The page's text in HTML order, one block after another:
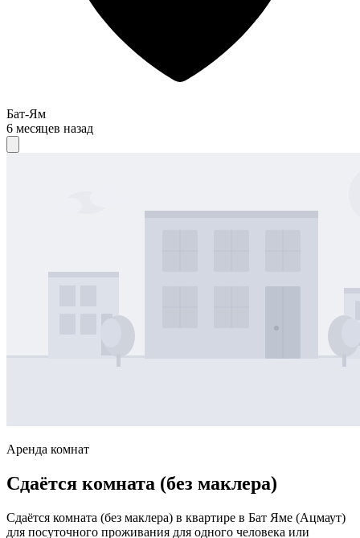
Бат-Ям
6 месяцев назад
Аренда комнат
Сдаётся комната (без маклера)
Сдаётся комната (без маклера) в квартире в Бат Яме (Ацмаут)
для посуточного проживания для одного человека или